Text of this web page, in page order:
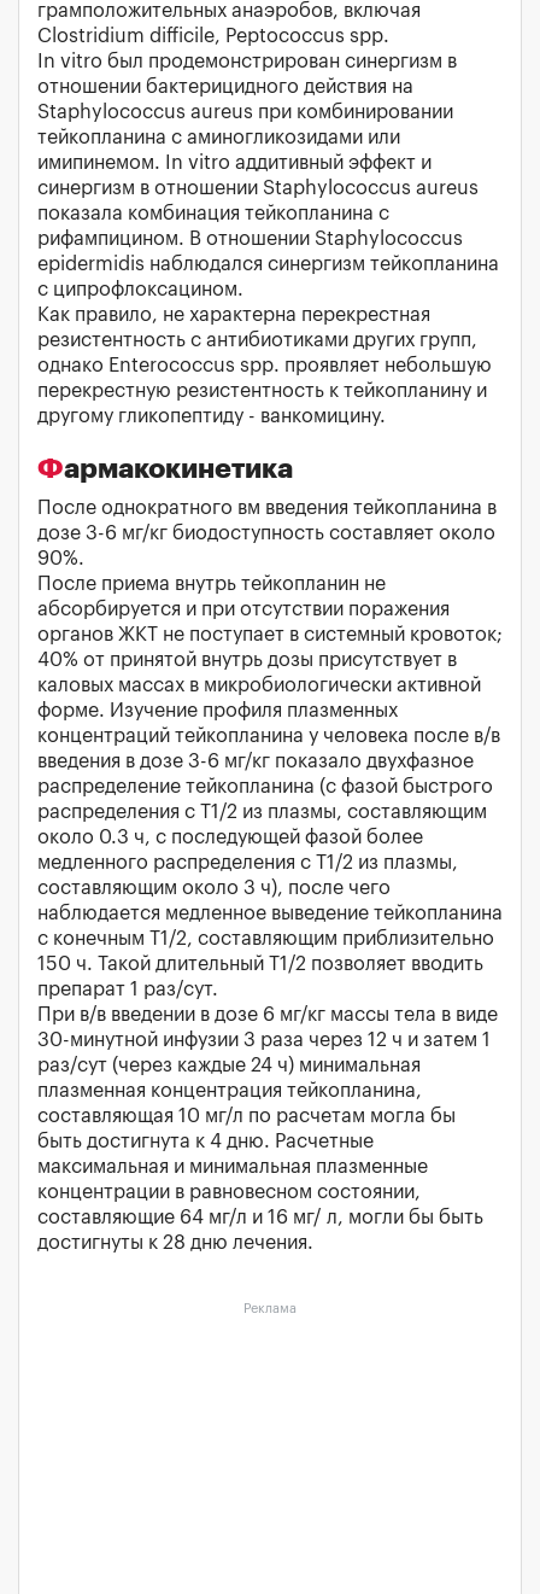
грамположительных анаэробов, включая
Clostridium difficile, Peptococcus spp.
In vitro был продемонстрирован синергизм в
отношении бактерицидного действия на
Staphylococcus aureus при комбинировании
тейкопланина с аминогликозидами или
имипинемом. In vitro аддитивный эффект и
синергизм в отношении Staphylococcus aureus
показала комбинация тейкопланина с
рифампицином. В отношении Staphylococcus
epidermidis наблюдался синергизм тейкопланина
с ципрофлоксацином.
Как правило, не характерна перекрестная
резистентность с антибиотиками других групп,
однако Enterococcus spp. проявляет небольшую
перекрестную резистентность к тейкопланину и
другому гликопептиду - ванкомицину.
Фармакокинетика
После однократного вм введения тейкопланина в
дозе 3-6 мг/кг биодоступность составляет около
90%.
После приема внутрь тейкопланин не
абсорбируется и при отсутствии поражения
органов ЖКТ не поступает в системный кровоток;
40% от принятой внутрь дозы присутствует в
каловых массах в микробиологически активной
форме. Изучение профиля плазменных
концентраций тейкопланина у человека после в/в
введения в дозе 3-6 мг/кг показало двухфазное
распределение тейкопланина (с фазой быстрого
распределения с T1/2 из плазмы, составляющим
около 0.3 ч, с последующей фазой более
медленного распределения с T1/2 из плазмы,
составляющим около 3 ч), после чего
наблюдается медленное выведение тейкопланина
с конечным T1/2, составляющим приблизительно
150 ч. Такой длительный T1/2 позволяет вводить
препарат 1 раз/сут.
При в/в введении в дозе 6 мг/кг массы тела в виде
30-минутной инфузии 3 раза через 12 ч и затем 1
раз/сут (через каждые 24 ч) минимальная
плазменная концентрация тейкопланина,
составляющая 10 мг/л по расчетам могла бы
быть достигнута к 4 дню. Расчетные
максимальная и минимальная плазменные
концентрации в равновесном состоянии,
составляющие 64 мг/л и 16 мг/ л, могли бы быть
достигнуты к 28 дню лечения.
Реклама